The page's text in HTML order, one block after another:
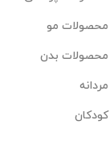
محصولات مو
محصولات بدن
مردانه
کودکان